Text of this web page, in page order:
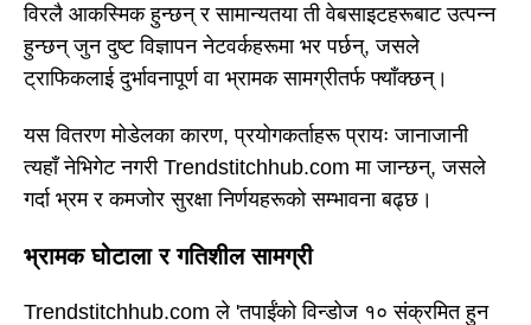
विरलै आकस्मिक हुन्छन् र सामान्यतया ती वेबसाइटहरूबाट उत्पन्न
हुन्छन् जुन दुष्ट विज्ञापन नेटवर्कहरूमा भर पर्छन्, जसले
ट्राफिकलाई दुर्भावनापूर्ण वा भ्रामक सामग्रीतर्फ फ्याँक्छन्।
यस वितरण मोडेलका कारण, प्रयोगकर्ताहरू प्रायः जानाजानी
त्यहाँ नेभिगेट नगरी Trendstitchhub.com मा जान्छन्, जसले
गर्दा भ्रम र कमजोर सुरक्षा निर्णयहरूको सम्भावना बढ्छ।
भ्रामक घोटाला र गतिशील सामग्री
Trendstitchhub.com ले 'तपाईंको विन्डोज १० संक्रमित हुन